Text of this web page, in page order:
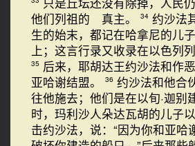
他们列祖的 真主。
34 约沙法
生的始末，都记在哈拿尼的儿
上；这言行录又收录在以色列列
35 后来，耶胡达王约沙法和作
亚哈谢结盟。
36 约沙法和他合
往他施去；他们是在以旬·迦别
时，玛利沙人朵达瓦胡的儿子
击约沙法，说：“因为你和亚